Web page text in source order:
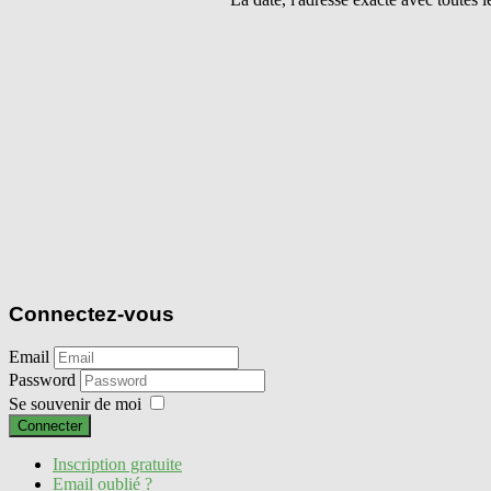
Connectez-vous
Email
Password
Se souvenir de moi
Connecter
Inscription gratuite
Email oublié ?